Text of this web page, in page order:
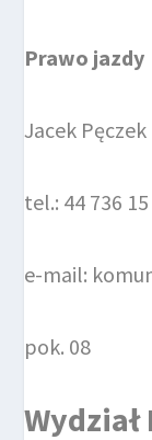
Prawo jazdy
Jacek Pęczek
tel.: 44 736
e-mail:
pok. 08